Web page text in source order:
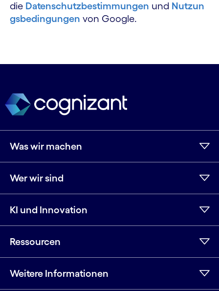
die Datenschutzbestimmungen und Nutzun
gsbedingungen von Google.
Was wir machen
Wer wir sind
KI und Innovation
Ressourcen
Weitere Informationen